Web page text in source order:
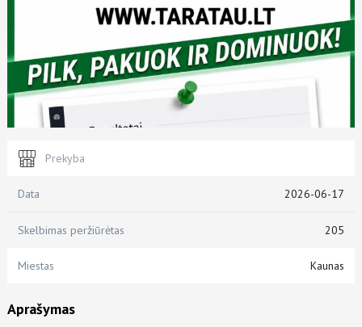
Prekyba
Data 2026-06-17
Skelbimas peržiūrėtas 205
Miestas Kaunas
Aprašymas